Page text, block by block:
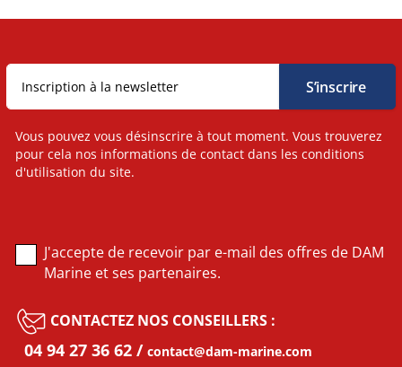
Vous pouvez vous désinscrire à tout moment. Vous trouverez
pour cela nos informations de contact dans les conditions
d'utilisation du site.
J'accepte de recevoir par e-mail des offres de DAM
Marine et ses partenaires.
CONTACTEZ NOS CONSEILLERS :
04 94 27 36 62 contact@dam-marine.com